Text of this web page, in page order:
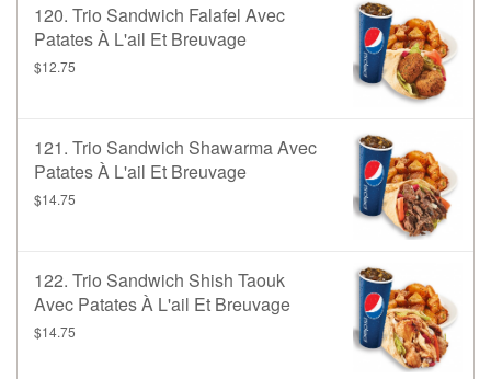
120. Trio Sandwich Falafel Avec
Patates À L'ail Et Breuvage
$12.75
121. Trio Sandwich Shawarma Avec
Patates À L'ail Et Breuvage
$14.75
122. Trio Sandwich Shish Taouk
Avec Patates À L'ail Et Breuvage
$14.75